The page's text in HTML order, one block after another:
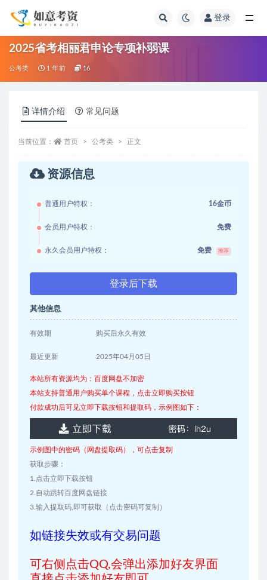
登录
2025省考相丽君申论专项补弱课
公考类 1 年前 16
详情介绍 常见问题
当前位置： 首页 公考类 正文
资源信息
普通用户特权： 16金币
会员用户特权： 免费
永久会员用户特权： 免费 推荐
登录后下载
其他信息
有效期 购买后永久有效
最近更新 2025年04月05日
本站所有资源均为：百度网盘不加密
本站支持普通用户购买单个课程，点击立即购买按钮
付款成功后可见立即下载按钮和提取码，示例图如下：
示例图中的密码（网盘提取码），可点击复制
获取步骤：
1.点击立即下载按钮
2.自动跳转百度网盘链接
3.输入提取码,即可获取（点击密码可复制）
如链接失效或有交易问题
可右侧点击QQ,会弹出添加好友界面